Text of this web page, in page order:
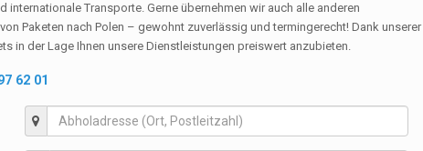
Transporte. Gerne übernehmen wir auch alle anderen
Paketen nach Polen – gewohnt zuverlässig und termingerecht! Dank unserer
in der Lage Ihnen unsere Dienstleistungen preiswert anzubieten.
62 01